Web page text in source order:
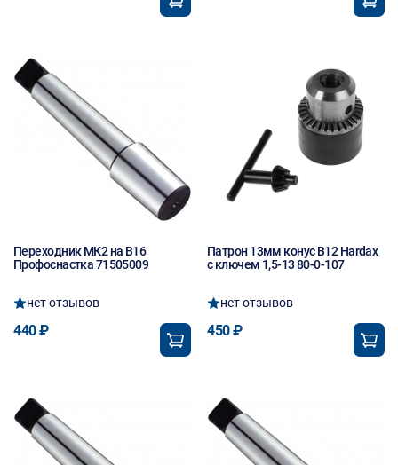
Переходник МК2 на В16
Профоснастка 71505009
нет отзывов
440 ₽
Патрон 13мм конус В12 Hardax
с ключем 1,5-13 80-0-107
нет отзывов
450 ₽